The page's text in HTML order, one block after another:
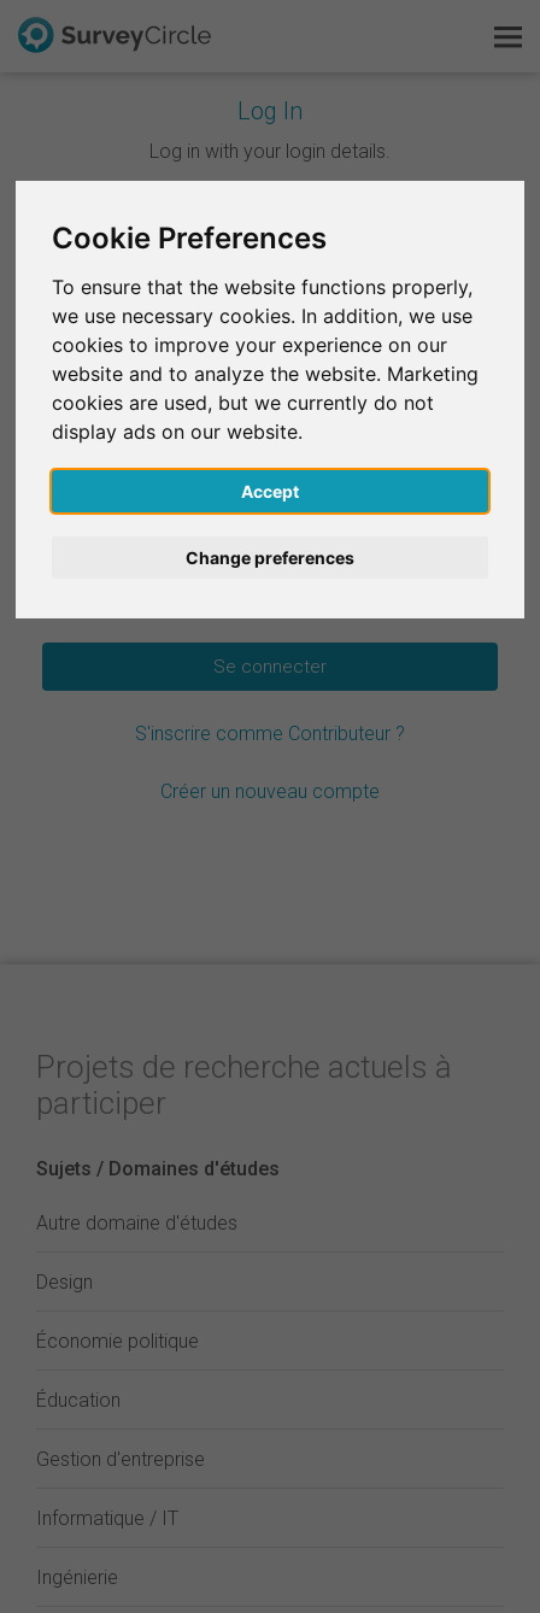
Cookie Preferences
To ensure that the website functions properly,
we use necessary cookies. In addition, we use
cookies to improve your experience on our
website and to analyze the website. Marketing
cookies are used, but we currently do not
display ads on our website.
Accept
Change preferences
Log In
Log in with your login details.
Continuer avec Google
Continuer avec Facebook
OU
E-mail*
Mot de passe*
S'inscrire comme Contributeur ?
Créer un nouveau compte
Projets de recherche actuels à
participer
Sujets / Domaines d'études
Autre domaine d'études
Design
Économie politique
Éducation
Gestion d'entreprise
Informatique / IT
Ingénierie
C'est SurveyCircle
FAQ
S'inscrire gratuitement
S'inscrire
English
Deutsch
Español
Italiano